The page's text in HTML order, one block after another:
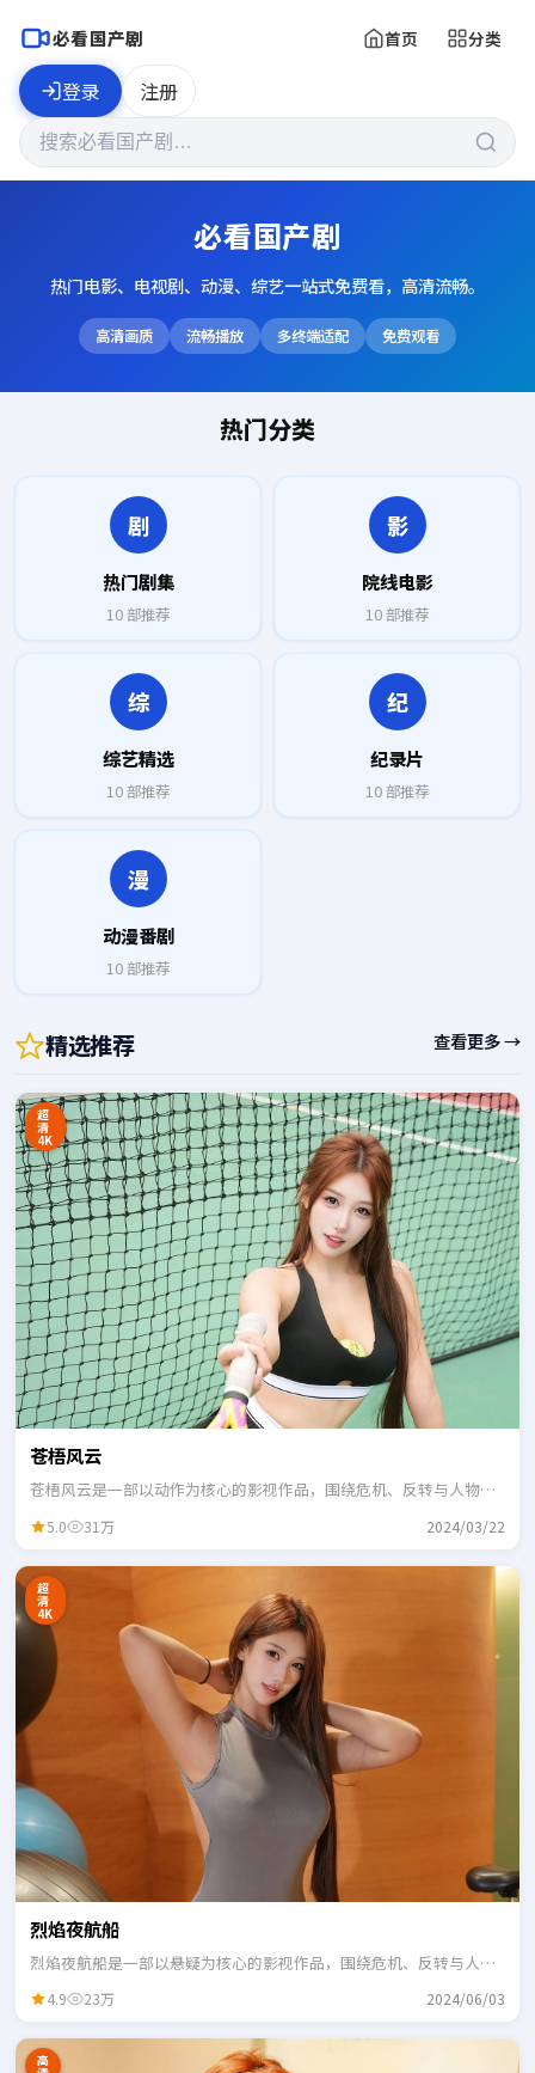
必看国产剧 首页 分类
登录 注册
必看国产剧
热门电影、电视剧、动漫、综艺一站式免费看，高清流畅。
高清画质 流畅播放 多终端适配 免费观看
热门分类
剧
热门剧集
10部推荐
影
院线电影
10部推荐
综
综艺精选
10部推荐
纪
纪录片
10部推荐
漫
动漫番剧
10部推荐
精选推荐 查看更多 →
超
清
4K
苍梧风云
苍梧风云是一部以动作为核心的影视作品，围绕危机、反转与人物成
5.0 31万 2024/03/22
超
清
4K
烈焰夜航船
烈焰夜航船是一部以悬疑为核心的影视作品，围绕危机、反转与人物
4.9 23万 2024/06/03
高